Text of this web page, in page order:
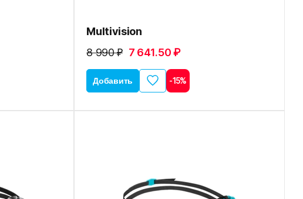
Multivision
8 990 ₽ 7 641.50 ₽
Добавить -15%